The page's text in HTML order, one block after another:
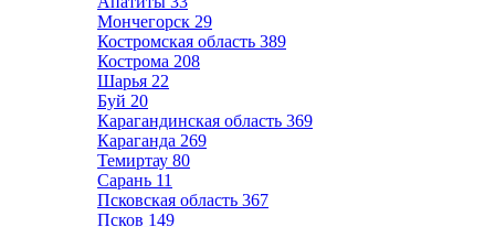
Мончегорск 29
Костромская область 389
Кострома 208
Шарья 22
Буй 20
Карагандинская область 369
Караганда 269
Темиртау 80
Сарань 11
Псковская область 367
Псков 149